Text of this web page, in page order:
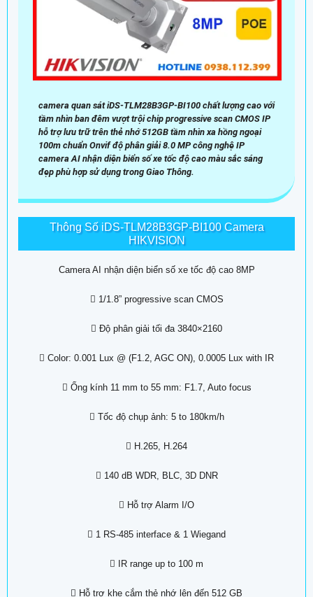
camera quan sát iDS-TLM28B3GP-BI100 chất lượng cao với
tầm nhìn ban đêm vượt trội chip progressive scan CMOS IP
hỗ trợ lưu trữ trên thẻ nhớ 512GB tầm nhìn xa hồng ngoại
100m chuẩn Onvif độ phân giải 8.0 MP công nghệ IP
camera AI nhận diện biển số xe tốc độ cao màu sắc sáng
đẹp phù hợp sử dụng trong Giao Thông.
Thông Số iDS-TLM28B3GP-BI100 Camera
HIKVISION
Camera AI nhận diện biển số xe tốc độ cao 8MP
 1/1.8” progressive scan CMOS
 Độ phân giải tối đa 3840×2160
 Color: 0.001 Lux @ (F1.2, AGC ON), 0.0005 Lux with IR
 Ống kính 11 mm to 55 mm: F1.7, Auto focus
 Tốc độ chụp ảnh: 5 to 180km/h
 H.265, H.264
 140 dB WDR, BLC, 3D DNR
 Hỗ trợ Alarm I/O
 1 RS-485 interface & 1 Wiegand
 IR range up to 100 m
 Hỗ trợ khe cắm thẻ nhớ lên đến 512 GB